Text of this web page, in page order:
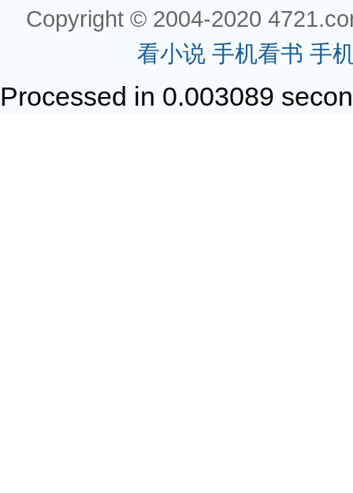
Copyright © 2004-2020
看小说 手机看书 手
Processed in 0.003089